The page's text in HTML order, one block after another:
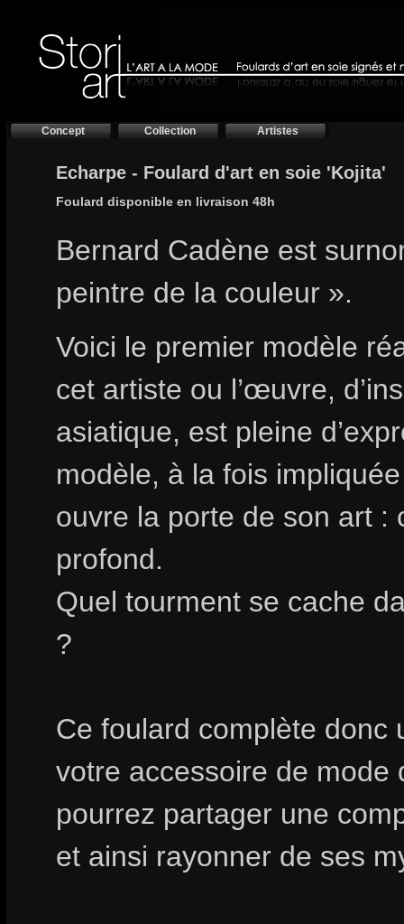
Concept Collection Artistes
Echarpe - Foulard d'art en soie 'Kojita'
Foulard disponible en livraison 48h
Bernard Cadène est
peintre de la couleur ».
Voici le premier modèle
cet artiste ou l’œuvre,
asiatique, est pleine
modèle, à la fois
ouvre la porte de son art :
profond.
Quel tourment se cache
?
Ce foulard complète donc
votre accessoire de mode
pourrez partager une
et ainsi rayonner de ses